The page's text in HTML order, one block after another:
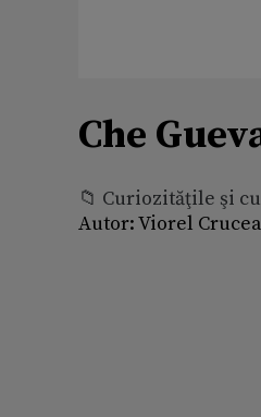
Che
📁 Curiozităţile şi
Autor:Viorel